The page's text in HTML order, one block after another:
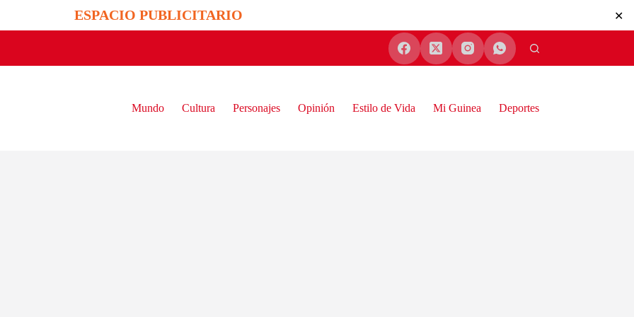
ESPACIO PUBLICITARIO ✕
Mundo Cultura Personajes Opinión Estilo de Vida Mi Guinea Deportes